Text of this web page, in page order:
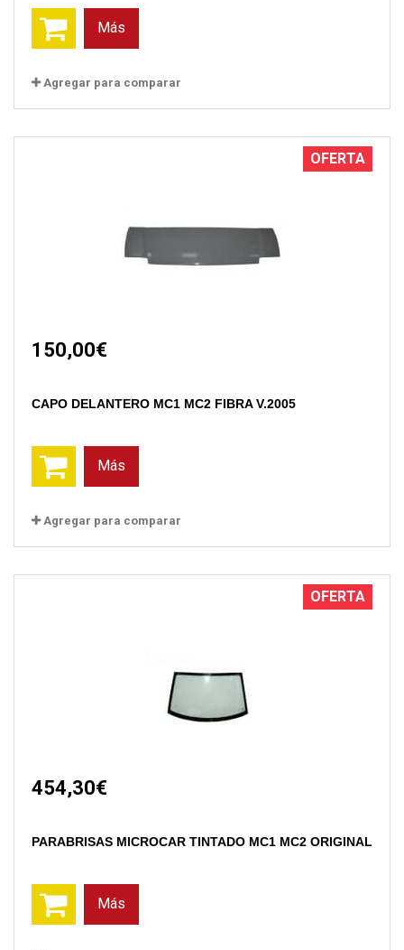
Más
Agregar para comparar
OFERTA
150,00€
CAPO DELANTERO MC1 MC2 FIBRA V.2005
Más
Agregar para comparar
OFERTA
454,30€
PARABRISAS MICROCAR TINTADO MC1 MC2 ORIGINAL
Más